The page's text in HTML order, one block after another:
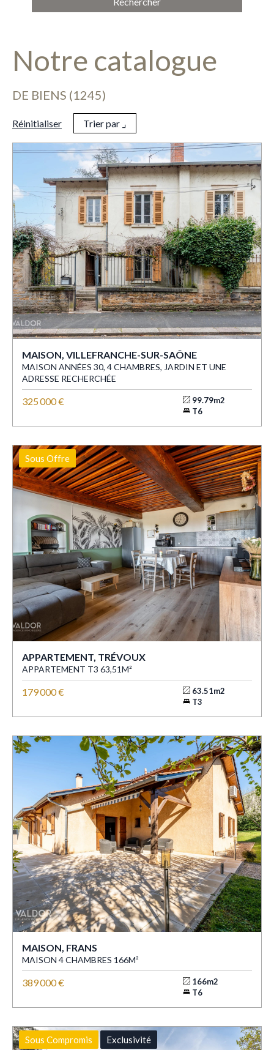
Notre catalogue
DE BIENS (1245)
Réinitialiser Trier par ⌟
MAISON, VILLEFRANCHE-SUR-SAÔNE
MAISON ANNÉES 30, 4 CHAMBRES, JARDIN ET UNE
ADRESSE RECHERCHÉE
325 000 €
99.79m2
T6
Sous Offre
APPARTEMENT, TRÉVOUX
APPARTEMENT T3 63,51M²
179 000 €
63.51m2
T3
MAISON, FRANS
MAISON 4 CHAMBRES 166M²
389 000 €
166m2
T6
Sous Compromis Exclusivité